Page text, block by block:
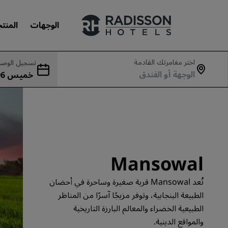
الوجهات
علاماتنا التجارية
اختر مغامرتك القادمة
تسجيل
جمعة 07 أغسطس
Mansowal
تُعد Mansowal قرية صغيرة وساحرة في أحضان
الطبيعة البنجابية، وتوفر مزيجًا آسرًا من المناظر
الطبيعية الخضراء والمعالم البارزة التاريخية
والمواقع الدينية.